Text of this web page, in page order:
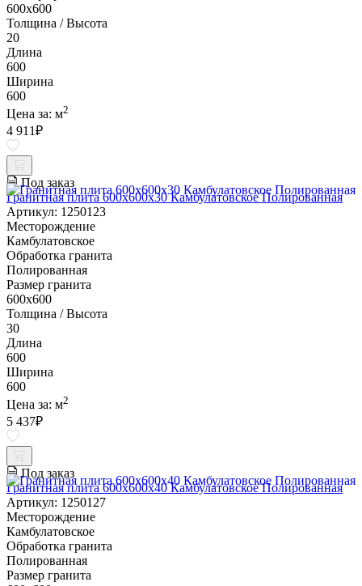
600х600
Толщина / Высота
20
Длина
600
Ширина
600
Цена за: м2
4 911₽
Под заказ
Гранитная плита 600х600x30 Камбулатовское Полированная
Артикул: 1250123
Месторождение
Камбулатовское
Обработка гранита
Полированная
Размер гранита
600х600
Толщина / Высота
30
Длина
600
Ширина
600
Цена за: м2
5 437₽
Под заказ
Гранитная плита 600х600x40 Камбулатовское Полированная
Артикул: 1250127
Месторождение
Камбулатовское
Обработка гранита
Полированная
Размер гранита